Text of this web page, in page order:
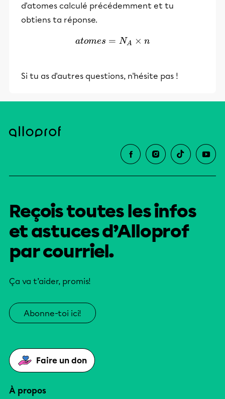
d'atomes calculé précédemment et tu
obtiens ta réponse.
atomes=N_A \times n
atomes = NA × n
Si tu as d'autres questions, n'hésite pas !
Reçois toutes les infos
et astuces d’Alloprof
par courriel.
Ça va t’aider, promis!
Abonne-toi ici!
Faire un don
À propos